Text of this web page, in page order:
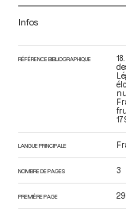
Infos
RÉFÉRENCE BIBLIOGRAPHIQUE
LANGUE PRINCIPALE
NOMBRE DE PAGES 3
PREMIÈRE PAGE